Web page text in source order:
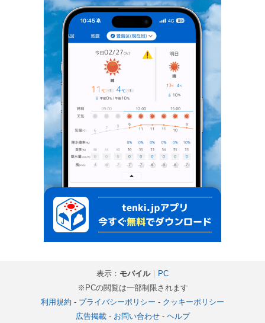
表示： モバイル｜ PC
※PCの閲覧は一部制限されます
利用規約 - プライバシーポリシー - クッキーポリシー
広告掲載- お問い合わせ- ヘルプ